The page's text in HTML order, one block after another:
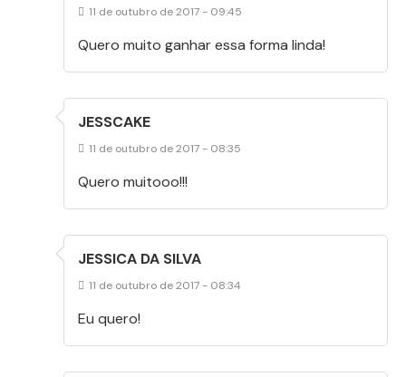
11 de outubro de 2017 - 09:45
Quero muito ganhar essa forma linda!
JESSCAKE
11 de outubro de 2017 - 08:35
Quero muitooo!!!
JESSICA DA SILVA
11 de outubro de 2017 - 08:34
Eu quero!